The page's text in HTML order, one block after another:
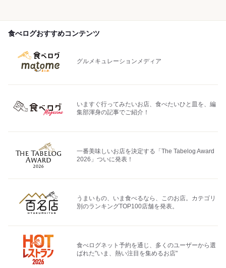
食べログおすすめコンテンツ
グルメキュレーションメディア
いますぐ行ってみたいお店、食べたいひと皿を、編
集部渾身の記事でご紹介！
一番美味しいお店を決定する「The Tabelog Award
2026」ついに発表！
うまいもの、いま食べるなら、このお店。カテゴリ
別のランキングTOP100店舗を発表。
食べログネット予約を通じ、多くのユーザーから選
ばれた"いま、熱い注目を集めるお店"